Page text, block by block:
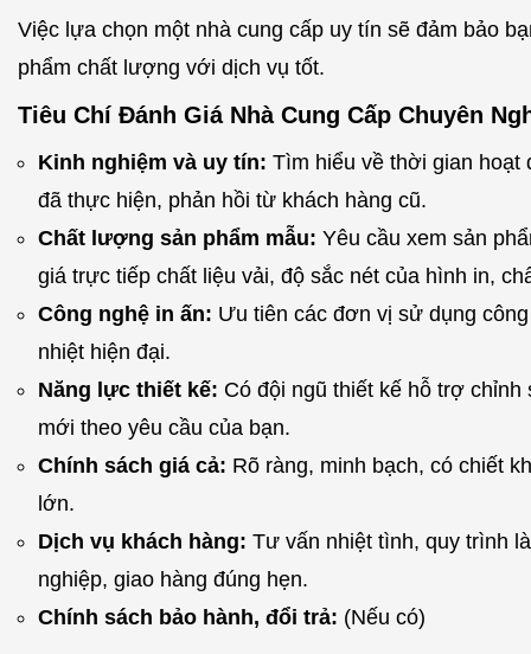
Việc lựa chọn một nhà cung cấp uy tín sẽ đảm bảo
phẩm chất lượng với dịch vụ tốt.
Tiêu Chí Đánh Giá Nhà Cung Cấp Chuyên
Kinh nghiệm và uy tín: Tìm hiểu về thời gian hoạt
đã thực hiện, phản hồi từ khách hàng cũ.
Chất lượng sản phẩm mẫu: Yêu cầu xem sản
giá trực tiếp chất liệu vải, độ sắc nét của hình in,
Công nghệ in ấn: Ưu tiên các đơn vị sử dụng
nhiệt hiện đại.
Năng lực thiết kế: Có đội ngũ thiết kế hỗ trợ chỉnh
mới theo yêu cầu của bạn.
Chính sách giá cả: Rõ ràng, minh bạch, có chiết
lớn.
Dịch vụ khách hàng: Tư vấn nhiệt tình, quy trình
nghiệp, giao hàng đúng hẹn.
Chính sách bảo hành, đổi trả: (Nếu có)